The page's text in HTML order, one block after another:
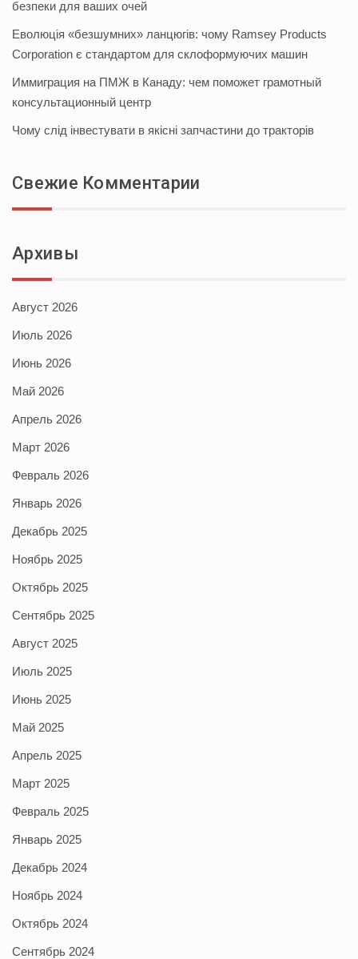
безпеки для ваших очей
Еволюція «безшумних» ланцюгів: чому Ramsey Products
Corporation є стандартом для склоформуючих машин
Иммиграция на ПМЖ в Канаду: чем поможет грамотный
консультационный центр
Чому слід інвестувати в якісні запчастини до тракторів
Свежие Комментарии
Архивы
Август 2026
Июль 2026
Июнь 2026
Май 2026
Апрель 2026
Март 2026
Февраль 2026
Январь 2026
Декабрь 2025
Ноябрь 2025
Октябрь 2025
Сентябрь 2025
Август 2025
Июль 2025
Июнь 2025
Май 2025
Апрель 2025
Март 2025
Февраль 2025
Январь 2025
Декабрь 2024
Ноябрь 2024
Октябрь 2024
Сентябрь 2024